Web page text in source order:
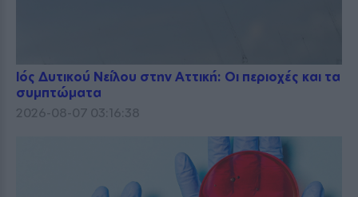
Ιός Δυτικού Νείλου στην Αττική: Οι περιοχές και τα
συμπτώματα
2026-08-07 03:16:38